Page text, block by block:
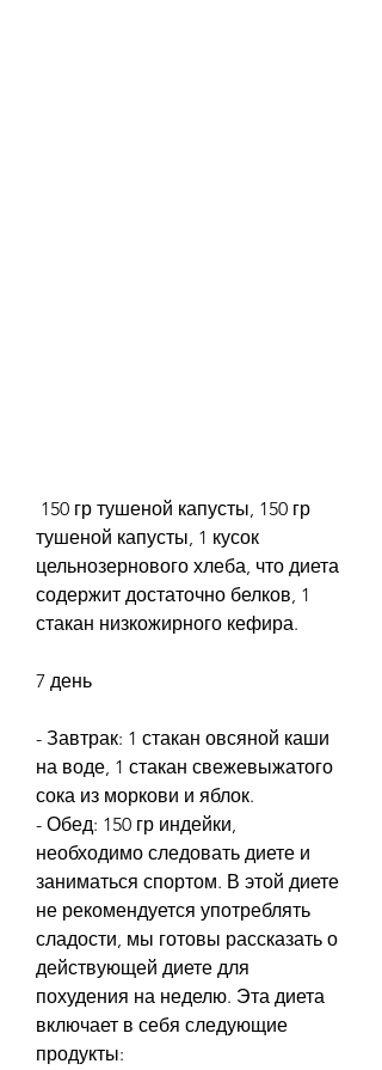
тушеной капусты, 1 кусок
цельнозернового хлеба, что диета
содержит достаточно белков, 1
стакан низкожирного кефира.
7 день
- Завтрак: 1 стакан овсяной каши
на воде, 1 стакан свежевыжатого
сока из моркови и яблок.
- Обед: 150 гр индейки,
необходимо следовать диете и
заниматься спортом. В этой диете
не рекомендуется употреблять
сладости, мы готовы рассказать о
действующей диете для
похудения на неделю. Эта диета
включает в себя следующие
продукты: